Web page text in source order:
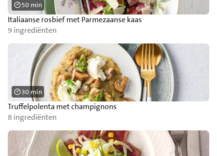
Italiaanse rosbief met Parmezaanse kaas
9 ingrediënten
50 min
Truffelpolenta met champignons
8 ingrediënten
30 min